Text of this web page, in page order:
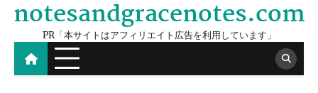
Skip
content
notesandgracenotes.com
PR「本サイトはアフィリエイト広告を利用しています」